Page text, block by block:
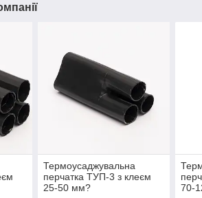
Термоусаджувальна
перчатка ТУП-3 з клеєм
25-50 мм?
70-